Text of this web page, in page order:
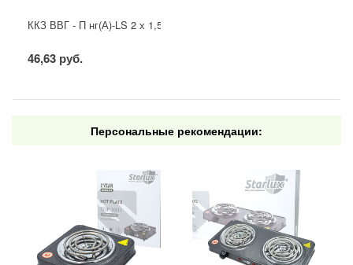
ККЗ ВВГ - П нг(А)-LS 2 х 1,5 ГОСТ
46,63 руб.
Персональные рекомендации: